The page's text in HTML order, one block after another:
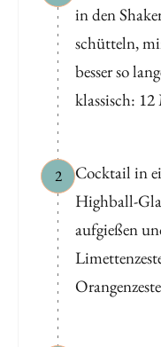
in den
schütteln,
besser so
klassisch:
2
Cocktail in
Highball-
aufgießen